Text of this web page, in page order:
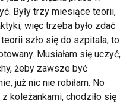
Były trzy miesiące teorii,
więc trzeba było zdać
szło się do szpitala, to
Musiałam się uczyć,
żeby zawsze być
już nic nie robiłam. No
koleżankami, chodziło się